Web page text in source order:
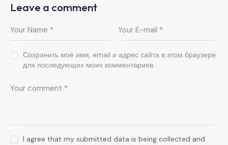
Leave a comment
Сохранить моё имя, email и адрес сайта в этом браузере
для последующих моих комментариев.
I agree that my submitted data is being collected and